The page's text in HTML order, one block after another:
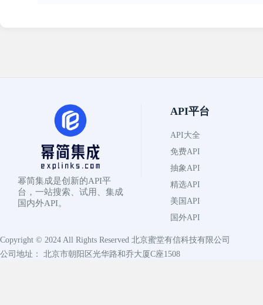
幂简集成是创新的API平
台，一站搜索、试用、集成
国内外API。
API平台
API大全
免费API
抽象API
精选API
美国API
国外API
Copyright © 2024 All Rights Reserved 北京蜜堂有信科技有限公司
公司地址： 北京市朝阳区光华路和乔大厦C座1508